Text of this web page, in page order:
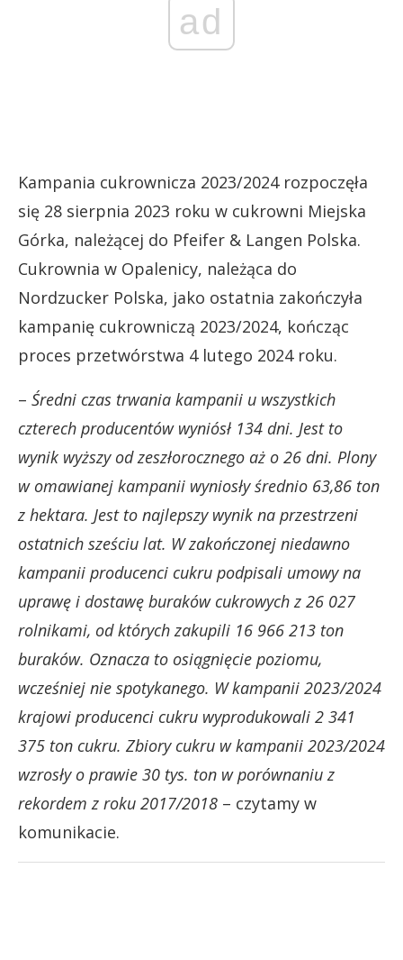
ad
Kampania cukrownicza 2023/2024 rozpoczęła
się 28 sierpnia 2023 roku w cukrowni Miejska
Górka, należącej do Pfeifer & Langen Polska.
Cukrownia w Opalenicy, należąca do
Nordzucker Polska, jako ostatnia zakończyła
kampanię cukrowniczą 2023/2024, kończąc
proces przetwórstwa 4 lutego 2024 roku.
– Średni czas trwania kampanii u wszystkich
czterech producentów wyniósł 134 dni. Jest to
wynik wyższy od zeszłorocznego aż o 26 dni. Plony
w omawianej kampanii wyniosły średnio 63,86 ton
z hektara. Jest to najlepszy wynik na przestrzeni
ostatnich sześciu lat. W zakończonej niedawno
kampanii producenci cukru podpisali umowy na
uprawę i dostawę buraków cukrowych z 26 027
rolnikami, od których zakupili 16 966 213 ton
buraków. Oznacza to osiągnięcie poziomu,
wcześniej nie spotykanego. W kampanii 2023/2024
krajowi producenci cukru wyprodukowali 2 341
375 ton cukru. Zbiory cukru w kampanii 2023/2024
wzrosły o prawie 30 tys. ton w porównaniu z
rekordem z roku 2017/2018 – czytamy w
komunikacie.